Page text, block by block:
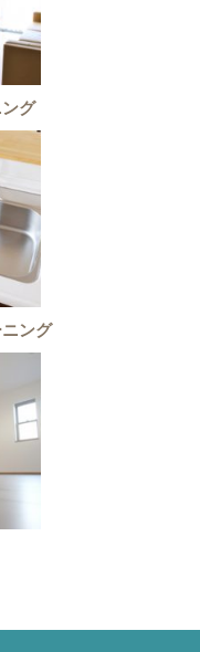
グ
ング